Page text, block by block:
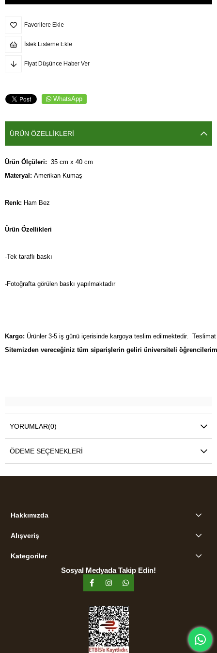
Favorilere Ekle
İstek Listeme Ekle
Fiyat Düşünce Haber Ver
WhatsApp
ÜRÜN ÖZELLIKLERI
Ürün Ölçüleri: 35 cm x 40 cm
Materyal: Amerikan Kumaş
Renk: Ham Bez
Ürün Özellikleri
-Tek taraflı baskı
-Fotoğrafta görülen baskı yapılmaktadır
Kargo: Ürünler 3-5 iş günü içerisinde kargoya teslim edilmektedir.
Sitemizden vereceğiniz tüm siparişlerin geliri üniversiteli
YORUMLAR(0)
ÖDEME SEÇENEKLERI
Hakkımızda
Alışveriş
Kategoriler
Sosyal Medyada Takip Edin!